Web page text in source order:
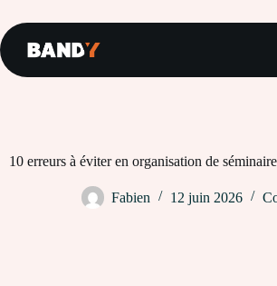
au
contenu
10 erreurs à éviter en organisation de
Fabien 12 juin 2026